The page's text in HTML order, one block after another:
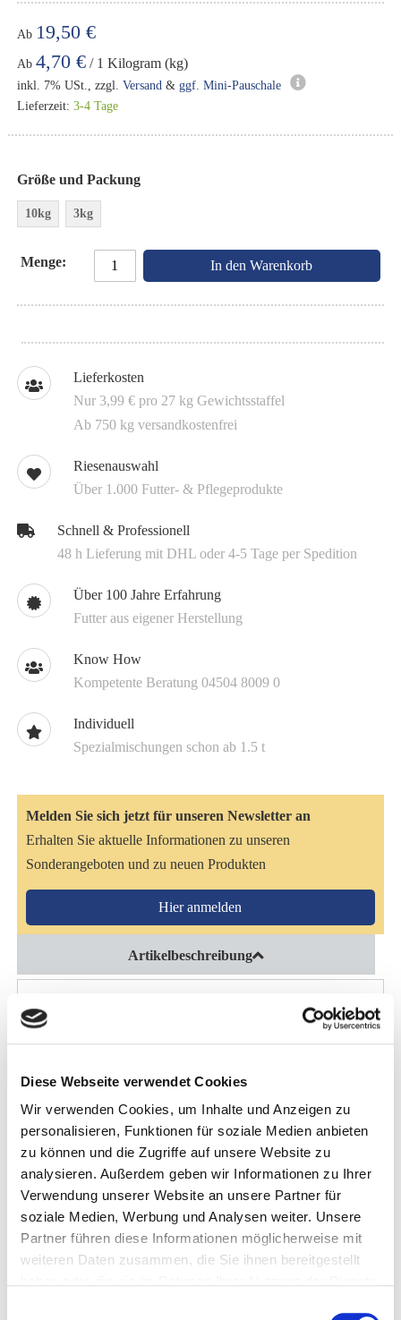
Diese Webseite verwendet Cookies
Wir verwenden Cookies, um Inhalte und Anzeigen zu
personalisieren, Funktionen für soziale Medien anbieten
zu können und die Zugriffe auf unsere Website zu
analysieren. Außerdem geben wir Informationen zu Ihrer
Verwendung unserer Website an unsere Partner für
soziale Medien, Werbung und Analysen weiter. Unsere
Partner führen diese Informationen möglicherweise mit
weiteren Daten zusammen, die Sie ihnen bereitgestellt
Ab 19,50 €
Ab 4,70 € / 1 Kilogram (kg)
inkl. 7% USt., zzgl.Versand &ggf. Mini-Pauschale
Lieferzeit:3-4 Tage
Größe und Packung
10kg 3kg
Menge In den Warenkorb
Lieferkosten
Nur 3,99 € pro 27 kg Gewichtsstaffel
Ab 750 kg versandkostenfrei
Riesenauswahl
Über 1.000 Futter- & Pflegeprodukte
Schnell & Professionell
48 h Lieferung mit DHL oder 4-5 Tage per Spedition
Über 100 Jahre Erfahrung
Futter aus eigener Herstellung
Know How
Kompetente Beratung 04504 8009 0
Individuell
Spezialmischungen schon ab 1.5 t
Melden Sie sich jetzt für unseren Newsletter an
Erhalten Sie aktuelle Informationen zu unseren
Sonderangeboten und zu neuen Produkten
Hier anmelden
Artikelbeschreibung
mehr liefern
- Säugende und tragende Stuten ohne Weidegang benötigen eine
natürliche Vitamin-Zulage mit natürlichem ß-Carotin
- Robustpferde eine schmackhafte, aber dennoch leichte Ergänzung
benötigen
VPE: 10kg Sack